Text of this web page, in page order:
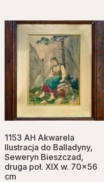
1153 AH Akwarela
Ilustracja do Balladyny,
Seweryn Bieszczad,
druga poł. XIX w. 70×56
cm